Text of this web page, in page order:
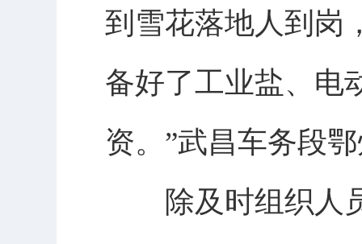
到雪花落地人到岗
备好了工业盐、电
资。”武昌车务段
除及时组织人员